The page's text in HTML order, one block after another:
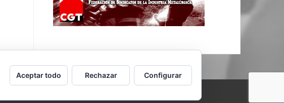
Aceptar todo Rechazar Configurar